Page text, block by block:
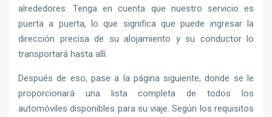
alrededores. Tenga en cuenta que nuestro servicio es
puerta a puerta, lo que significa que puede ingresar la
dirección precisa de su alojamiento y su conductor lo
transportará hasta allí.
Después de eso, pase a la página siguiente, donde se le
proporcionará una lista completa de todos los
automóviles disponibles para su viaje. Según los requisitos